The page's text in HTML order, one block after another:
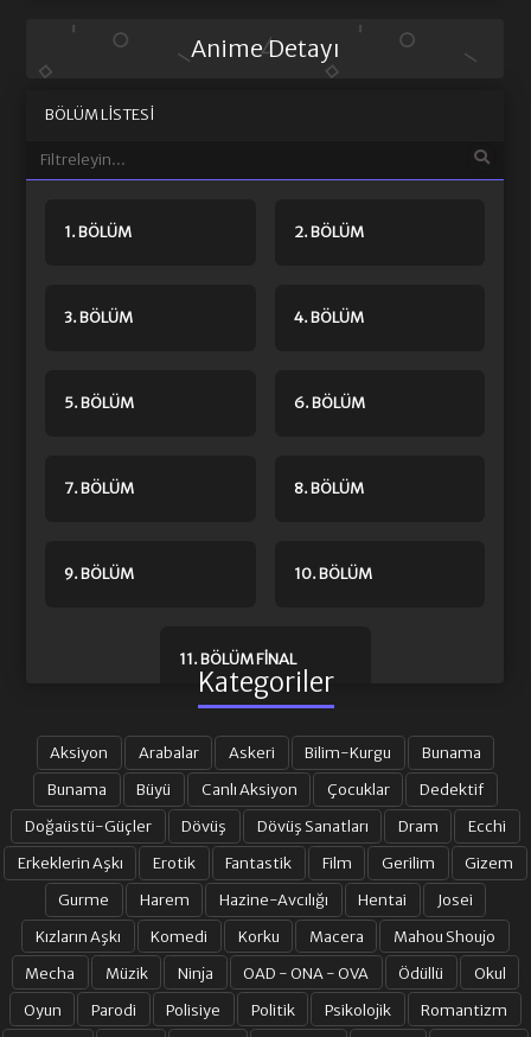
Anime Detayı
BÖLÜM LISTESI
1. BÖLÜM 2. BÖLÜM
3. BÖLÜM 4. BÖLÜM
5. BÖLÜM 6. BÖLÜM
7. BÖLÜM 8. BÖLÜM
9. BÖLÜM 10. BÖLÜM
11. BÖLÜM FINAL
Kategoriler
Aksiyon Arabalar Askeri Bilim-Kurgu
Bunama
Bunama
Büyü Canlı Aksiyon Çocuklar
Dedektif
Doğaüstü-Güçler
Dövüş Dövüş Sanatları Dram
Ecchi
Erkeklerin Aşkı
Erotik Fantastik Film Gerilim
Gizem
Gurme
Harem Hazine-Avcılığı Hentai
Josei
Kızların Aşkı
Komedi Korku Macera
Mahou Shoujo
Mecha
Müzik Ninja OAD - ONA - OVA Ödüllü
Okul
Oyun
Parodi Polisiye Politik Psikolojik
Romantizm